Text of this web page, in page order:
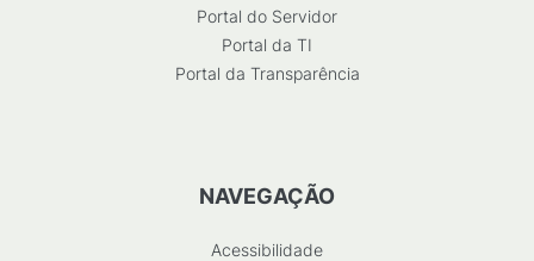
Portal do Servidor
Portal da TI
Portal da Transparência
NAVEGAÇÃO
Acessibilidade